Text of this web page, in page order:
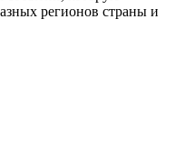
регионов страны и